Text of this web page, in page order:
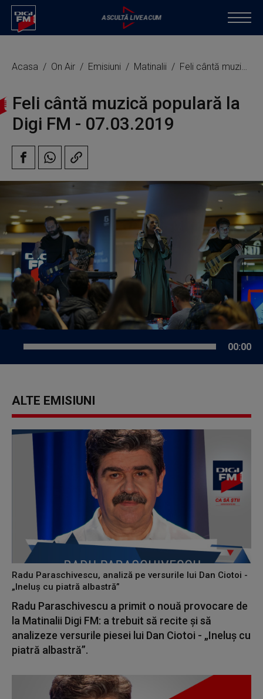
Acasa On Air Emisiuni Matinalii Feli cântă muzică populară la Digi FM
Feli cântă muzică populară la
Digi FM - 07.03.2019
00:00
ALTE EMISIUNI
Radu Paraschivescu, analiză pe versurile lui Dan Ciotoi -
„Ineluș cu piatră albastră”
Radu Paraschivescu a primit o nouă provocare de
la Matinalii Digi FM: a trebuit să recite și să
analizeze versurile piesei lui Dan Ciotoi - „Ineluș cu
piatră albastră”.